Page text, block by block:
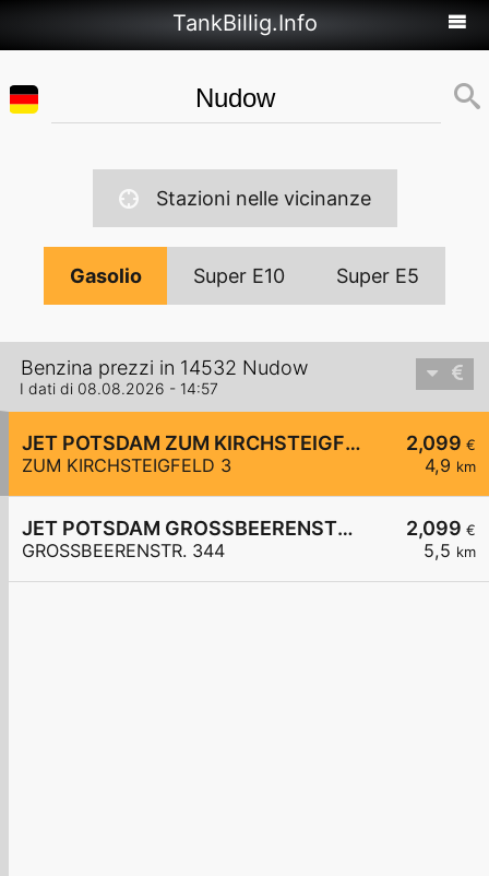
TankBillig.Info
Stazioni nelle vicinanze
Gasolio Super E10 Super E5
Benzina prezzi in 14532 Nudow
I dati di 08.08.2026 - 14:57
2,099 €
4,9 km
JET POTSDAM ZUM KIRCHSTEIGFELD 3
ZUM KIRCHSTEIGFELD 3
2,099 €
5,5 km
JET POTSDAM GROSSBEERENSTR. 344
GROSSBEERENSTR. 344